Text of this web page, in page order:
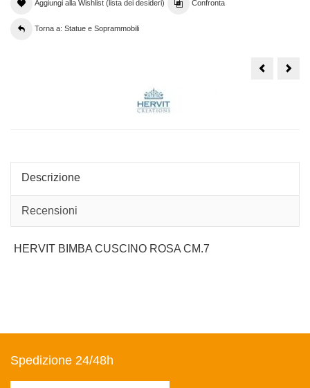
Aggiungi alla Wishlist (lista dei desideri) Confronta
Torna a: Statue e Soprammobili
HERVIT
Descrizione
Recensioni
HERVIT BIMBA CUSCINO ROSA CM.7
Spedizione 24/48h